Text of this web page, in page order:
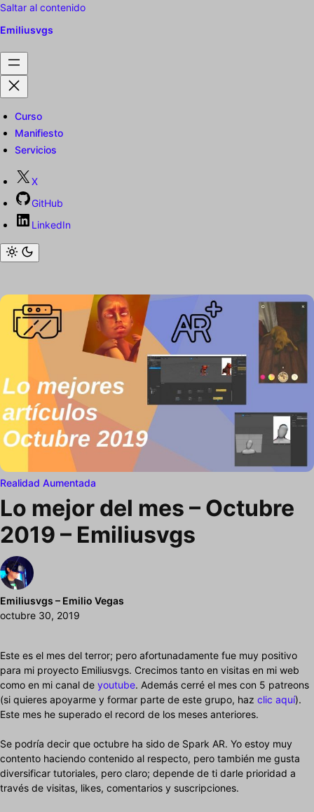
Saltar al contenido
Emiliusvgs
Curso
Manifiesto
Servicios
X
GitHub
LinkedIn
Realidad Aumentada
Lo mejor del mes – Octubre
2019 – Emiliusvgs
Emiliusvgs – Emilio Vegas
octubre 30, 2019
Este es el mes del terror; pero afortunadamente fue muy positivo
para mi proyecto Emiliusvgs. Crecimos tanto en visitas en mi web
como en mi canal de youtube. Además cerré el mes con 5 patreons
(si quieres apoyarme y formar parte de este grupo, haz clic aquí).
Este mes he superado el record de los meses anteriores.
Se podría decir que octubre ha sido de Spark AR. Yo estoy muy
contento haciendo contenido al respecto, pero también me gusta
diversificar tutoriales, pero claro; depende de ti darle prioridad a
través de visitas, likes, comentarios y suscripciones.